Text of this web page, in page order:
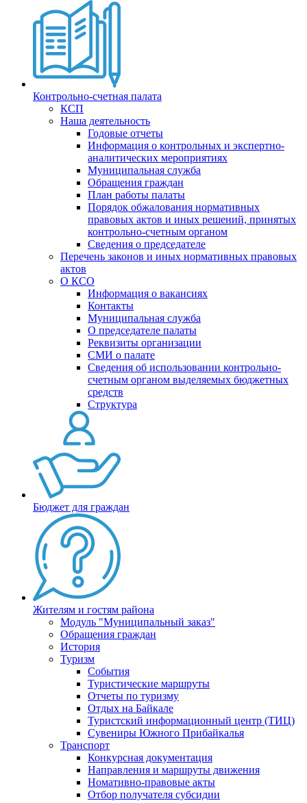
Контрольно-счетная палата
КСП
Наша деятельность
Годовые отчеты
Информация о контрольных и экспертно-
аналитических мероприятиях
Муниципальная служба
Обращения граждан
План работы палаты
Порядок обжалования нормативных
правовых актов и иных решений, принятых
контрольно-счетным органом
Сведения о председателе
Перечень законов и иных нормативных правовых
актов
О КСО
Информация о вакансиях
Контакты
Муниципальная служба
О председателе палаты
Реквизиты организации
СМИ о палате
Сведения об использовании контрольно-
счетным органом выделяемых бюджетных
средств
Структура
Бюджет для граждан
Жителям и гостям района
Модуль "Муниципальный заказ"
Обращения граждан
История
Туризм
События
Туристические маршруты
Отчеты по туризму
Отдых на Байкале
Туристский информационный центр (ТИЦ)
Сувениры Южного Прибайкалья
Транспорт
Конкурсная документация
Направления и маршруты движения
Номативно-правовые акты
Отбор получателя субсидии